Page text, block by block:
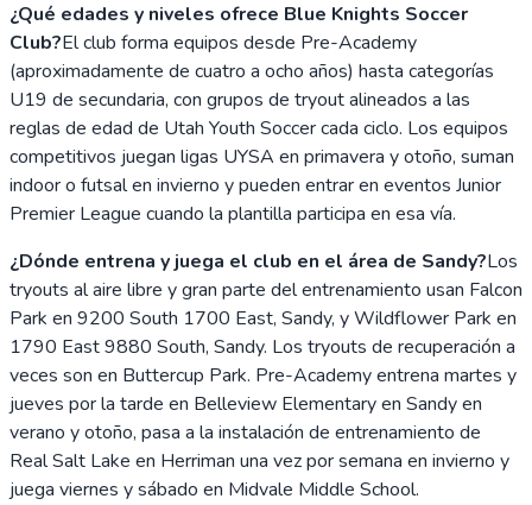
¿Qué edades y niveles ofrece Blue Knights Soccer
Club?El club forma equipos desde Pre-Academy
(aproximadamente de cuatro a ocho años) hasta categorías
U19 de secundaria, con grupos de tryout alineados a las
reglas de edad de Utah Youth Soccer cada ciclo. Los equipos
competitivos juegan ligas UYSA en primavera y otoño, suman
indoor o futsal en invierno y pueden entrar en eventos Junior
Premier League cuando la plantilla participa en esa vía.
¿Dónde entrena y juega el club en el área de Sandy?Los
tryouts al aire libre y gran parte del entrenamiento usan Falcon
Park en 9200 South 1700 East, Sandy, y Wildflower Park en
1790 East 9880 South, Sandy. Los tryouts de recuperación a
veces son en Buttercup Park. Pre-Academy entrena martes y
jueves por la tarde en Belleview Elementary en Sandy en
verano y otoño, pasa a la instalación de entrenamiento de
Real Salt Lake en Herriman una vez por semana en invierno y
juega viernes y sábado en Midvale Middle School.